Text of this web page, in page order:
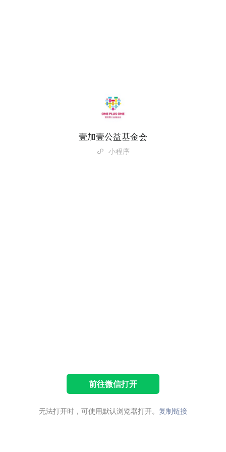
壹加壹公益基金会
小程序
前往微信打开
无法打开时，可使用默认浏览器打开。 复制链接